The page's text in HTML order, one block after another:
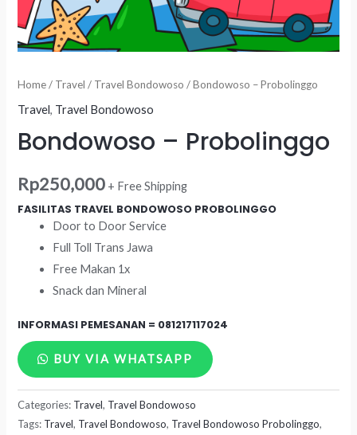
Home/ Travel / Travel Bondowoso / Bondowoso – Probolinggo
Travel, Travel Bondowoso
Bondowoso – Probolinggo
Rp250,000 + Free Shipping
FASILITAS TRAVEL BONDOWOSO PROBOLINGGO
Door to Door Service
Full Toll Trans Jawa
Free Makan 1x
Snack dan Mineral
INFORMASI PEMESANAN = 081217117024
BUY VIA WHATSAPP
Bondowoso
-
Probolinggo
Categories: Travel, Travel Bondowoso
Tags: Travel, Travel Bondowoso, Travel Bondowoso Probolinggo,